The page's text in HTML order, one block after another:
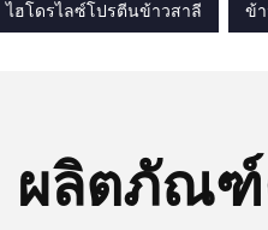
ไฮโดรไลซ์โปรตีนข้าวสาลี ข้
ผลิตภัณฑ์